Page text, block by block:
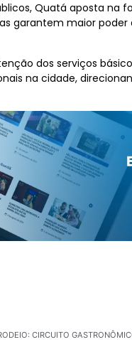
públicos, Quatá aposta
garantem maior
dos serviços
na cidade,